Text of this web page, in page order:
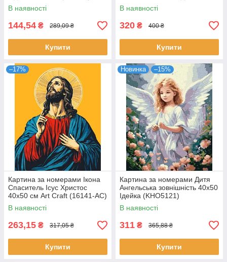
В наявності
144,54 ₴ 289,09 ₴
Купити
(KHO2572)
В наявності
320 ₴ 400 ₴
Купити
–17%
Картина за номерами Ікона
Спаситель Ісус Христос
40х50 см Art Craft (16141-AC)
В наявності
263,15 ₴ 317,05 ₴
Купити
Новинка –15%
Картина за номерами Дитя
Ангельська зовнішність 40x50
Ідейка (KHO5121)
В наявності
311 ₴ 365,88 ₴
Купити